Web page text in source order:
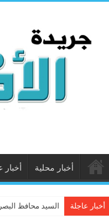
أخبار محلية أخبار
أخبار عاجلة السيد محافظ